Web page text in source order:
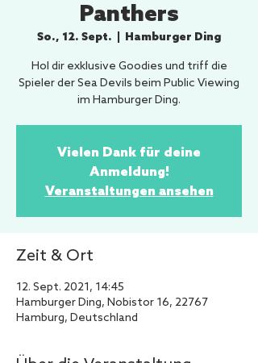
Panthers
So., 12. Sept. Hamburger Ding
Hol dir exklusive Goodies und triff die
Spieler der Sea Devils beim Public Viewing
im Hamburger Ding.
Vielen Dank für deine
Anmeldung!
Veranstaltungen ansehen
Zeit & Ort
12. Sept. 2021, 14:45
Hamburger Ding, Nobistor 16, 22767
Hamburg, Deutschland